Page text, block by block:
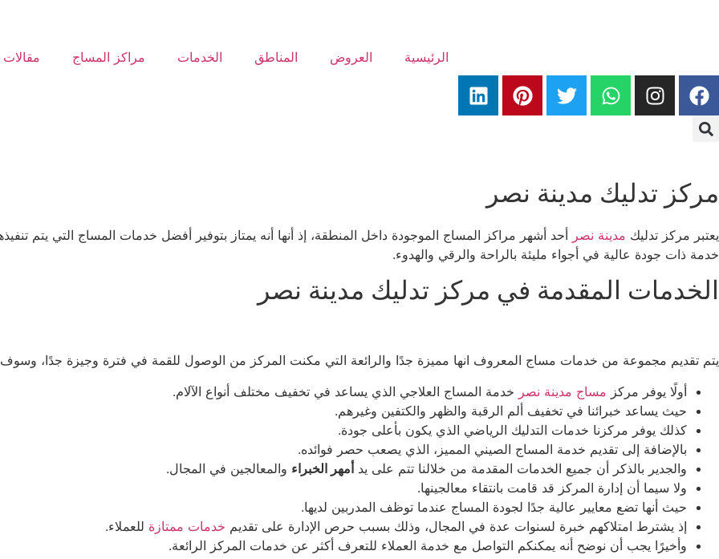
الرئيسية العروض المناطق الخدمات مراكز المساج مقالات
مركز تدليك مدينة نصر
يعتبر مركز تدليك مدينة نصر أحد أشهر مراكز المساج الموجودة داخل المنطقة، إذ أنها أنه يمتاز بتوفير أفضل خدمات المساج التي يتم
خدمة ذات جودة عالية في أجواء مليئة بالراحة والرقي والهدوء.
الخدمات المقدمة في مركز تدليك مدينة نصر
يتم تقديم مجموعة من خدمات مساج المعروف انها مميزة جدًا والرائعة التي مكنت المركز من الوصول للقمة في فترة وجيزة جدًا،
أولًا يوفر مركز مساج مدينة نصر خدمة المساج العلاجي الذي يساعد في تخفيف مختلف أنواع الآلام.
حيث يساعد خبرائنا في تخفيف ألم الرقبة والظهر والكتفين وغيرهم.
كذلك يوفر مركزنا خدمات التدليك الرياضي الذي يكون بأعلى جودة.
بالإضافة إلى تقديم خدمة المساج الصيني المميز، الذي يصعب حصر فوائده.
والجدير بالذكر أن جميع الخدمات المقدمة من خلالنا تتم على يدأمهر الخبراء والمعالجين في المجال.
ولا سيما أن إدارة المركز قد قامت بانتقاء معالجينها.
حيث أنها تضع معايير عالية جدًا لجودة المساج عندما توظف المدربين لديها.
إذ يشترط امتلاكهم خبرة لسنوات عدة في المجال، وذلك بسبب حرص الإدارة على تقديم خدمات ممتازة للعملاء.
وأخيرًا يجب أن نوضح أنه يمكنكم التواصل مع خدمة العملاء للتعرف أكثر عن خدمات المركز الرائعة.